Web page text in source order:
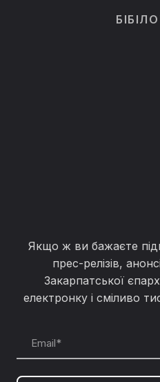
Якщо ж ви бажаєте
прес-релізів,
Закарпатської
електронку і сміливо